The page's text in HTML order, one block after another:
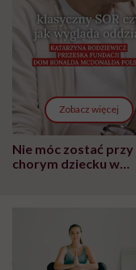
Zobacz więcej
Nie móc zostać przy
chorym dziecku w
głupota i brak
wyobraźni"